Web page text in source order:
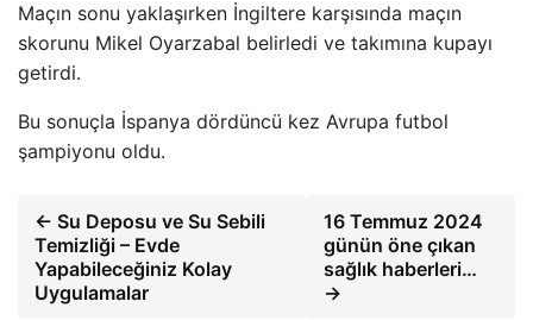
Maçın sonu yaklaşırken İngiltere karşısında maçın
skorunu Mikel Oyarzabal belirledi ve takımına kupayı
getirdi.
Bu sonuçla İspanya dördüncü kez Avrupa futbol
şampiyonu oldu.
← Su Deposu ve Su Sebili
Temizliği – Evde
Yapabileceğiniz Kolay
Uygulamalar
16 Temmuz 2024
günün öne çıkan
sağlık haberleri…
→